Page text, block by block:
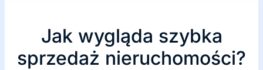
Jak wygląda szybka
sprzedaż nieruchomości?